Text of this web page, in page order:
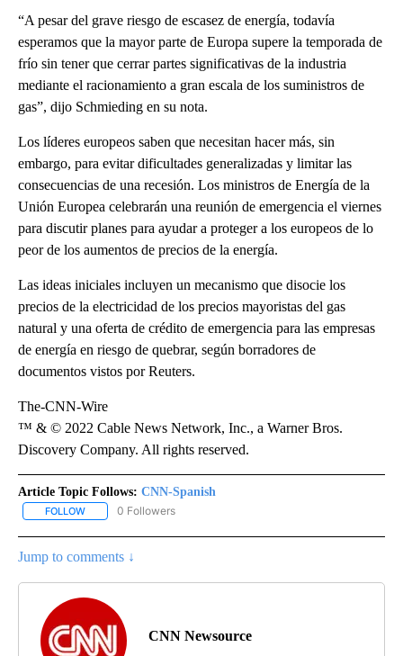
“A pesar del grave riesgo de escasez de energía, todavía
esperamos que la mayor parte de Europa supere la temporada de
frío sin tener que cerrar partes significativas de la industria
mediante el racionamiento a gran escala de los suministros de
gas”, dijo Schmieding en su nota.
Los líderes europeos saben que necesitan hacer más, sin
embargo, para evitar dificultades generalizadas y limitar las
consecuencias de una recesión. Los ministros de Energía de la
Unión Europea celebrarán una reunión de emergencia el viernes
para discutir planes para ayudar a proteger a los europeos de lo
peor de los aumentos de precios de la energía.
Las ideas iniciales incluyen un mecanismo que disocie los
precios de la electricidad de los precios mayoristas del gas
natural y una oferta de crédito de emergencia para las empresas
de energía en riesgo de quebrar, según borradores de
documentos vistos por Reuters.
The-CNN-Wire
™ & © 2022 Cable News Network, Inc., a Warner Bros.
Discovery Company. All rights reserved.
Article Topic Follows: CNN-Spanish
FOLLOW FOLLOW "CNN-SPANISH" TO RECEIVE NOTIFICATIONS ABOUT
0 Followers
Jump to comments ↓
CNN Newsource